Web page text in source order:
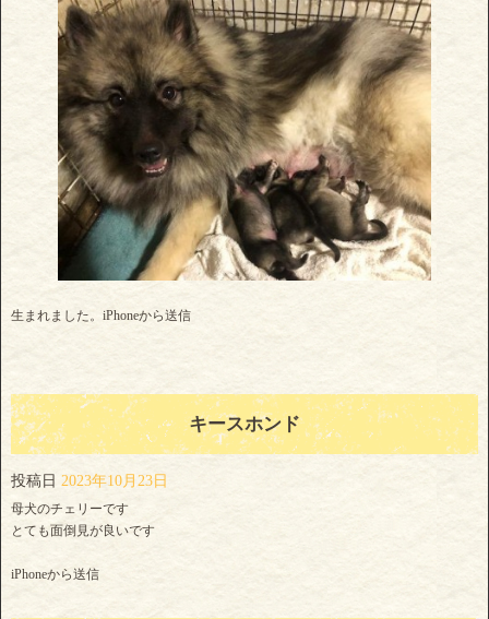
生まれました。iPhoneから送信
キースホンド
投稿日 2023年10月23日
母犬のチェリーです
とても面倒見が良いです
iPhoneから送信